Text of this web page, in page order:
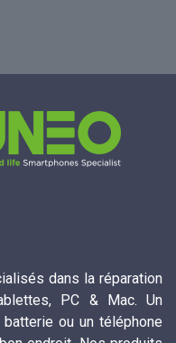
dans la réparation
PC & Mac. Un
ou un téléphone